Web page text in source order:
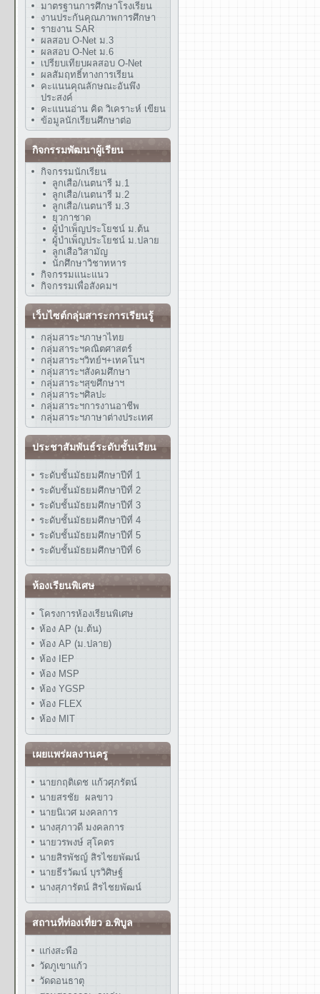
มาตรฐานการศึกษาโรงเรียน
งานประกันคุณภาพการศึกษา
รายงาน SAR
ผลสอบ O-Net ม.3
ผลสอบ O-Net ม.6
เปรียบเทียบผลสอบ O-Net
ผลสัมฤทธิ์ทางการเรียน
คะแนนคุณลักษณะอันพึง
ประสงค์
คะแนนอ่าน คิด วิเคราะห์ เขียน
ข้อมูลนักเรียนศึกษาต่อ
กิจกรรมพัฒนาผู้เรียน
กิจกรรมนักเรียน
ลูกเสือ/เนตนารี ม.1
ลูกเสือ/เนตนารี ม.2
ลูกเสือ/เนตนารี ม.3
ยุวกาชาด
ผู้บำเพ็ญประโยชน์ ม.ต้น
ผู้บำเพ็ญประโยชน์ ม.ปลาย
ลูกเสือวิสามัญ
นักศึกษาวิชาทหาร
กิจกรรมแนะแนว
กิจกรรมเพื่อสังคมฯ
เว็บไซต์กลุ่มสาระการเรียนรู้
กลุ่มสาระฯภาษาไทย
กลุ่มสาระฯคณิตศาสตร์
กลุ่มสาระฯวิทย์ฯ+เทคโนฯ
กลุ่มสาระฯสังคมศึกษา
กลุ่มสาระฯสุขศึกษาฯ
กลุ่มสาระฯศิลปะ
กลุ่มสาระฯการงานอาชีพ
กลุ่มสาระฯภาษาต่างประเทศ
ประชาสัมพันธ์ระดับชั้นเรียน
ระดับชั้นมัธยมศึกษาปีที่ 1
ระดับชั้นมัธยมศึกษาปีที่ 2
ระดับชั้นมัธยมศึกษาปีที่ 3
ระดับชั้นมัธยมศึกษาปีที่ 4
ระดับชั้นมัธยมศึกษาปีที่ 5
ระดับชั้นมัธยมศึกษาปีที่ 6
ห้องเรียนพิเศษ
โครงการห้องเรียนพิเศษ
ห้อง AP (ม.ต้น)
ห้อง AP (ม.ปลาย)
ห้อง IEP
ห้อง MSP
ห้อง YGSP
ห้อง FLEX
ห้อง MIT
เผยแพร่ผลงานครู
นายกฤติเดช แก้วศุภรัตน์
นายสรชัย ผลขาว
นายนิเวศ มงคลการ
นางสุภาวดี มงคลการ
นายวรพงษ์ สุโคตร
นายสิรพัชญ์ สิรไชยพัฒน์
นายธีรวัฒน์ บุรวิศิษฐ์
นางสุภารัตน์ สิรไชยพัฒน์
สถานที่ท่องเที่ยว อ.พิบูล
แก่งสะพือ
วัดภูเขาแก้ว
วัดดอนธาตุ